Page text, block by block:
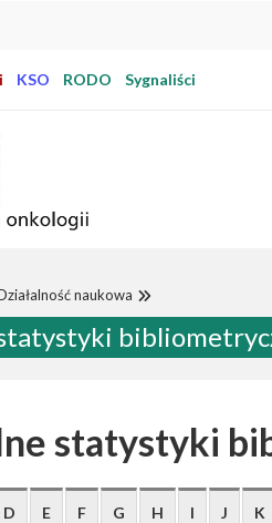
KSO RODO Sygnaliści
naukowa
statystyki
D E F G H I J K